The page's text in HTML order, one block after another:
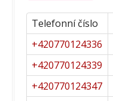
Telefonní číslo
+420770124336
+420770124339
+420770124347